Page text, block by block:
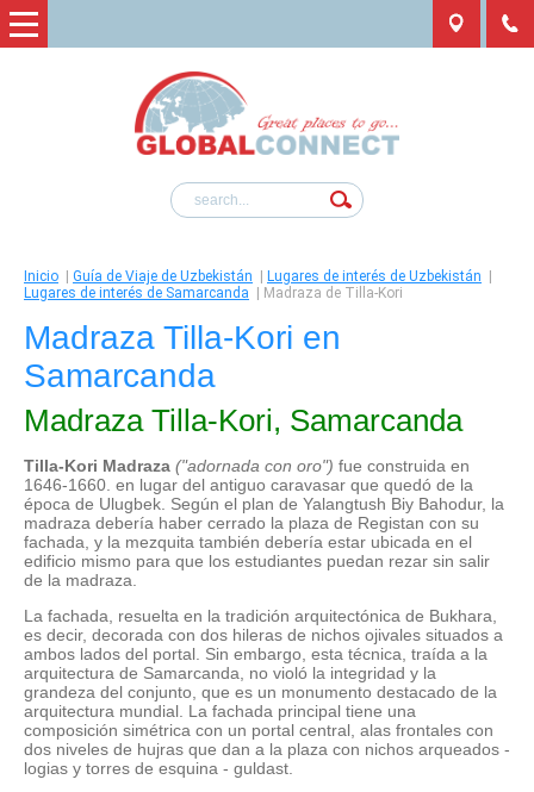
Inicio Guía de Viaje de Uzbekistán Lugares de interés de Uzbekistán
Lugares de interés de Samarcanda
Madraza de Tilla-Kori
Madraza Tilla-Kori en
Samarcanda
Madraza Tilla-Kori, Samarcanda
Tilla-Kori Madraza ("adornada con oro") fue construida en
1646-1660. en lugar del antiguo caravasar que quedó de la
época de Ulugbek. Según el plan de Yalangtush Biy Bahodur, la
madraza debería haber cerrado la plaza de Registan con su
fachada, y la mezquita también debería estar ubicada en el
edificio mismo para que los estudiantes puedan rezar sin salir
de la madraza.
La fachada, resuelta en la tradición arquitectónica de Bukhara,
es decir, decorada con dos hileras de nichos ojivales situados a
ambos lados del portal. Sin embargo, esta técnica, traída a la
arquitectura de Samarcanda, no violó la integridad y la
grandeza del conjunto, que es un monumento destacado de la
arquitectura mundial. La fachada principal tiene una
composición simétrica con un portal central, alas frontales con
dos niveles de hujras que dan a la plaza con nichos arqueados -
logias y torres de esquina - guldast.